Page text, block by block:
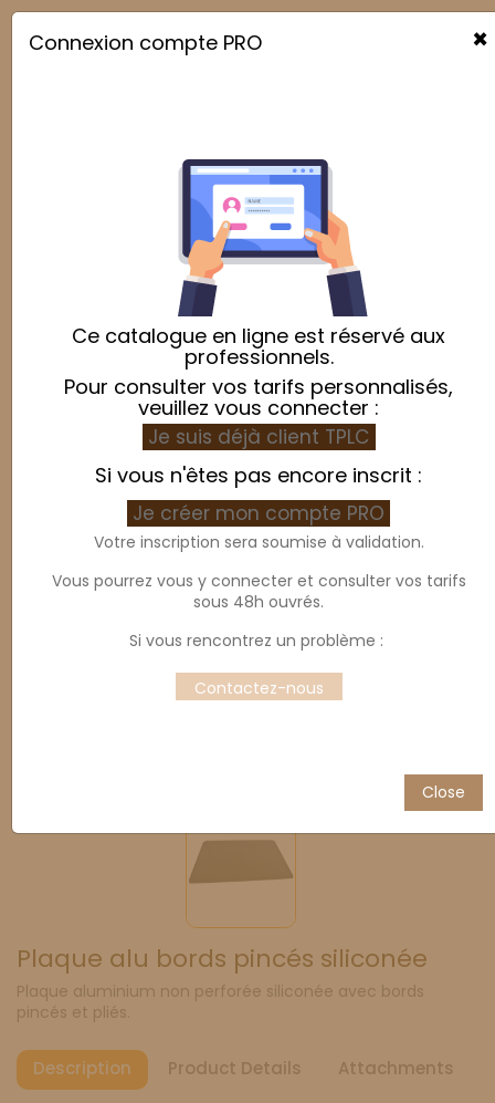

Plaque alu bords pincés siliconée
Plaque aluminium non perforée siliconée avec bords
pincés et pliés.
Description Product Details Attachments
×
Connexion compte PRO
Ce catalogue en ligne est réservé aux
professionnels.
Pour consulter vos tarifs personnalisés,
veuillez vous connecter :
Je suis déjà client TPLC
Si vous n'êtes pas encore inscrit :
Je créer mon compte PRO
Votre inscription sera soumise à validation.
Vous pourrez vous y connecter et consulter vos tarifs
sous 48h ouvrés.
Si vous rencontrez un problème :
Contactez-nous
Close